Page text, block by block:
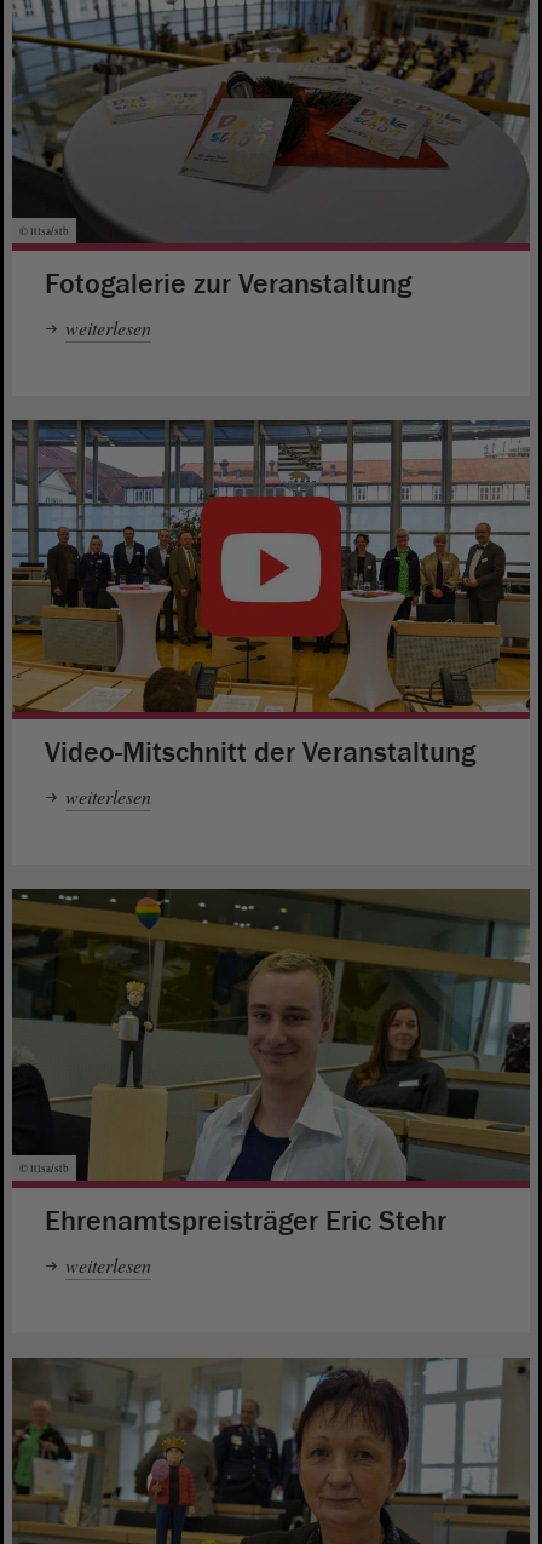
© ltlsa/stb
Fotogalerie zur Veranstaltung
weiterlesen
Video-Mitschnitt der Veranstaltung
weiterlesen
© ltlsa/stb
Ehrenamtspreisträger Eric Stehr
weiterlesen